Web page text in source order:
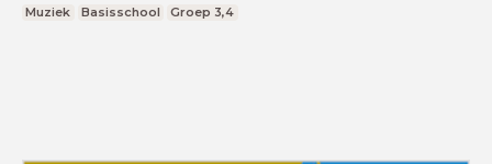
Muziek Basisschool Groep 3,4